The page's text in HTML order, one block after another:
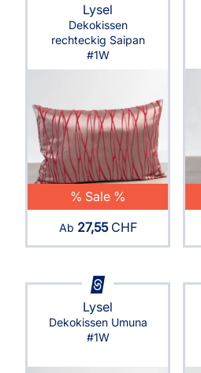
Lysel
Dekokissen
rechteckig Saipan
#1W
% Sale %
Ab 27,55CHF
Lysel
Dekokissen Umuna
#1W